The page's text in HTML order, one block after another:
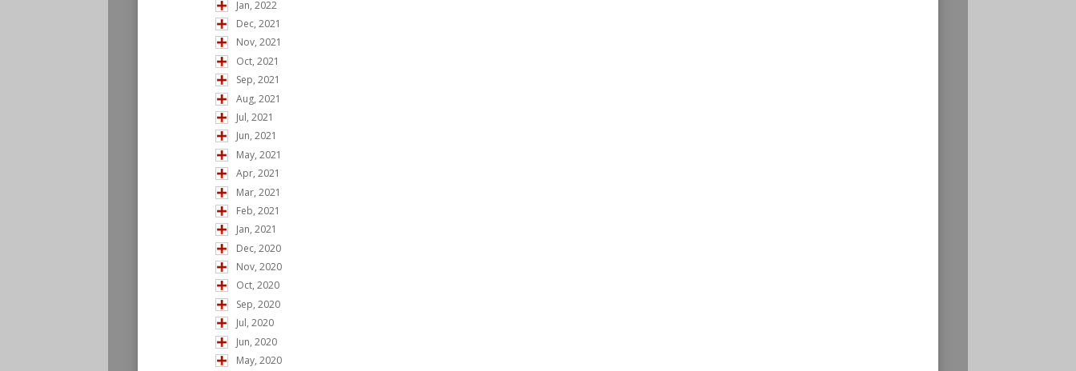
Jan, 2022
Dec, 2021
Nov, 2021
Oct, 2021
Sep, 2021
Aug, 2021
Jul, 2021
Jun, 2021
May, 2021
Apr, 2021
Mar, 2021
Feb, 2021
Jan, 2021
Dec, 2020
Nov, 2020
Oct, 2020
Sep, 2020
Jul, 2020
Jun, 2020
May, 2020